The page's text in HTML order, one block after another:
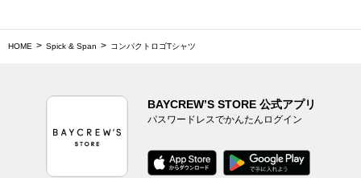
HOME Spick & Span コンパクトロゴTシャツ
BAYCREW’S STORE 公式アプリ
パスワードレスでかんたんログイン